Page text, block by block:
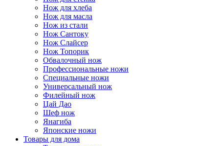
Нож для хлеба
Нож для масла
Нож из стали
Нож Сантоку
Нож Слайсер
Нож Топорик
Обвалочный нож
Профессиональные ножи
Специальные ножи
Универсальный нож
Филейный нож
Цай Дао
Шеф нож
Янагиба
Японские ножи
Товары для дома